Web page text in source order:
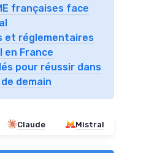
françaises face
et réglementaires
en France
pour réussir dans
demain
Claude Mistral